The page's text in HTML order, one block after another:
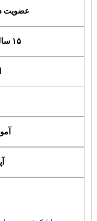
عضویت
۱۵ سال پیش در چنین روزی